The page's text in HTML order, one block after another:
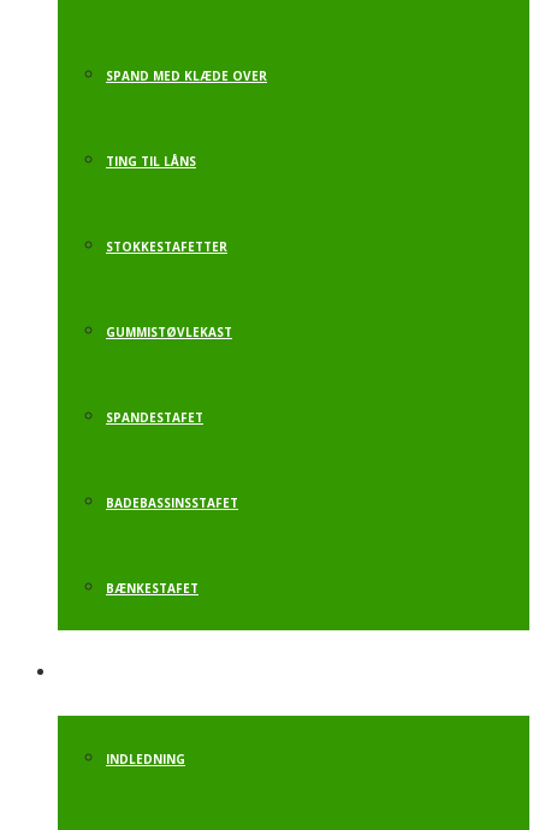
SPAND MED KLÆDE OVER
TING TIL LÅNS
STOKKESTAFETTER
GUMMISTØVLEKAST
SPANDESTAFET
BADEBASSINSSTAFET
BÆNKESTAFET
INDLEDNING